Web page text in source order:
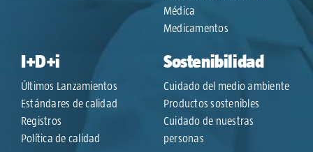
Médica
Medicamentos
I+D+i
Últimos Lanzamientos
Estándares de calidad
Registros
Política de calidad
Sostenibilidad
Cuidado del medio ambiente
Productos sostenibles
Cuidado de nuestras
personas